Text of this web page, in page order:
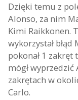
Dzięki temu z
Alonso, za nim
Kimi Raikkonen.
wykorzystał
pokonał 1 zakręt
mógł
zakrętach w
Carlo.